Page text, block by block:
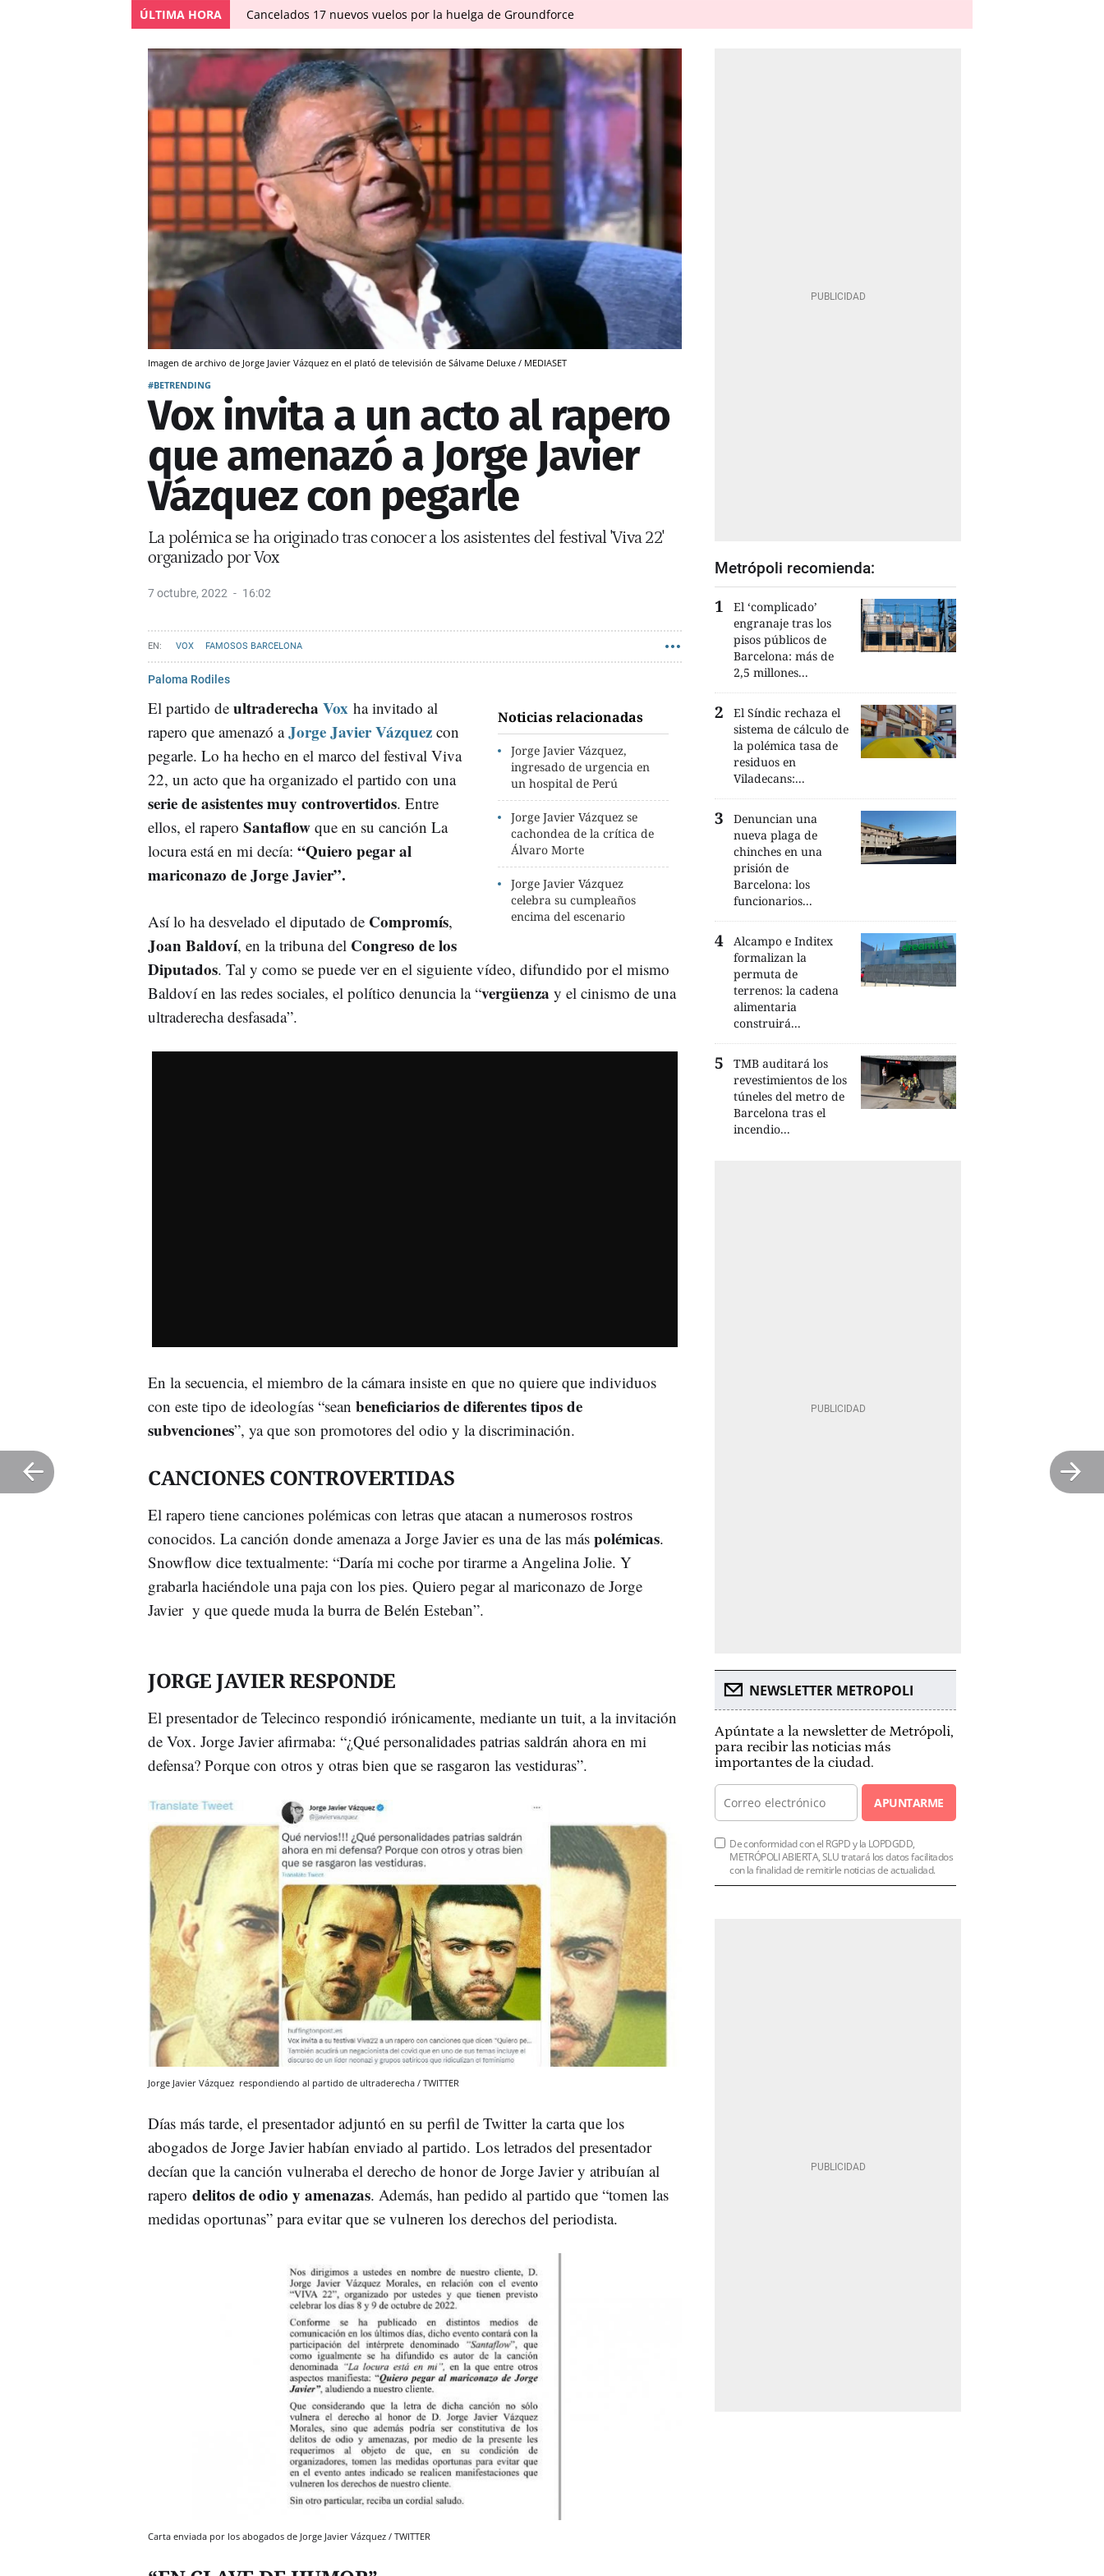
ÚLTIMA HORA Cancelados 17 nuevos vuelos por la huelga de Groundforce
Imagen de archivo de Jorge Javier Vázquez en el plató de televisión de Sálvame Deluxe / MEDIASET
#BETRENDING
Vox invita a un acto al rapero
que amenazó a Jorge Javier
Vázquez con pegarle
La polémica se ha originado tras conocer a los asistentes del festival 'Viva 22'
organizado por Vox
7 octubre, 2022 16:02
VOX FAMOSOS BARCELONA
Paloma Rodiles
Noticias relacionadas
Jorge Javier Vázquez,
ingresado de urgencia en
un hospital de Perú
Jorge Javier Vázquez se
cachondea de la crítica de
Álvaro Morte
Jorge Javier Vázquez
celebra su cumpleaños
encima del escenario
El partido de ultraderecha Vox ha invitado al
rapero que amenazó a Jorge Javier Vázquez con
pegarle. Lo ha hecho en el marco del festival Viva
22, un acto que ha organizado el partido con una
serie de asistentes muy controvertidos. Entre
ellos, el rapero Santaflow que en su canción La
locura está en mi decía: “Quiero pegar al
mariconazo de Jorge Javier”.
Así lo ha desvelado el diputado de Compromís,
Joan Baldoví, en la tribuna del Congreso de los
Diputados. Tal y como se puede ver en el siguiente vídeo, difundido por el mismo
Baldoví en las redes sociales, el político denuncia la “vergüenza y el cinismo de una
ultraderecha desfasada”.
En la secuencia, el miembro de la cámara insiste en que no quiere que individuos
con este tipo de ideologías “sean beneficiarios de diferentes tipos de
subvenciones”, ya que son promotores del odio y la discriminación.
CANCIONES CONTROVERTIDAS
El rapero tiene canciones polémicas con letras que atacan a numerosos rostros
conocidos. La canción donde amenaza a Jorge Javier es una de las más polémicas.
Snowflow dice textualmente: “Daría mi coche por tirarme a Angelina Jolie. Y
grabarla haciéndole una paja con los pies. Quiero pegar al mariconazo de Jorge
Javier y que quede muda la burra de Belén Esteban”.
JORGE JAVIER RESPONDE
El presentador de Telecinco respondió irónicamente, mediante un tuit, a la invitación
de Vox. Jorge Javier afirmaba: “¿Qué personalidades patrias saldrán ahora en mi
defensa? Porque con otros y otras bien que se rasgaron las vestiduras”.
Jorge Javier Vázquez respondiendo al partido de ultraderecha / TWITTER
Días más tarde, el presentador adjuntó en su perfil de Twitter la carta que los
abogados de Jorge Javier habían enviado al partido. Los letrados del presentador
decían que la canción vulneraba el derecho de honor de Jorge Javier y atribuían al
rapero delitos de odio y amenazas. Además, han pedido al partido que “tomen las
medidas oportunas” para evitar que se vulneren los derechos del periodista.
Carta enviada por los abogados de Jorge Javier Vázquez / TWITTER
Metrópoli recomienda:
El ‘complicado’
engranaje tras los
pisos públicos de
Barcelona: más de
2,5 millones...
El Síndic rechaza el
sistema de cálculo de
la polémica tasa de
residuos en
Viladecans:...
Denuncian una
nueva plaga de
chinches en una
prisión de
Barcelona: los
funcionarios...
Alcampo e Inditex
formalizan la
permuta de
terrenos: la cadena
alimentaria
construirá...
TMB auditará los
revestimientos de los
túneles del metro de
Barcelona tras el
incendio...
NEWSLETTER METROPOLI
Apúntate a la newsletter de Metrópoli,
para recibir las noticias más
importantes de la ciudad.
APUNTARME
De conformidad con el RGPD y la LOPDGDD,
METRÓPOLI ABIERTA, SLU tratará los datos facilitados
con la finalidad de remitirle noticias de actualidad.